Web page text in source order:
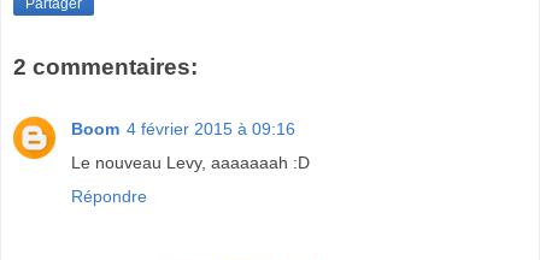
Partager
2 commentaires:
Boom 4 février 2015 à 09:16
Le nouveau Levy, aaaaaaah :D
Répondre